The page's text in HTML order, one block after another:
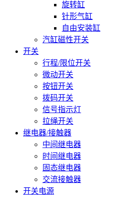
旋转缸
针形气缸
自由安装缸
汽缸磁性开关
开关
行程/限位开关
微动开关
按钮开关
拨码开关
信号指示灯
拉绳开关
继电器/接触器
中间继电器
时间继电器
固态继电器
交流接触器
开关电源